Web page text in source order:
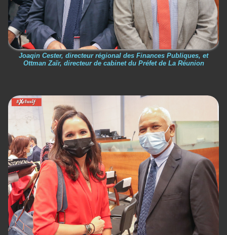
Joaqin Cester, directeur régional des Finances Publiques, et
Ottman Zaïr, directeur de cabinet du Préfet de La Réunion